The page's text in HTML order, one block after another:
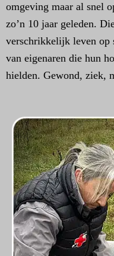
omgeving maar al snel
zo’n 10 jaar geleden.
verschrikkelijk leven op
van eigenaren die hun
hielden. Gewond, ziek,